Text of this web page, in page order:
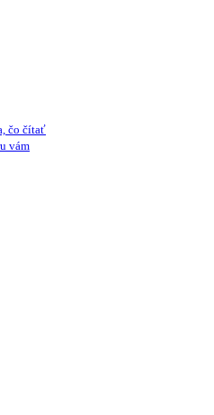
čo čítať
vám